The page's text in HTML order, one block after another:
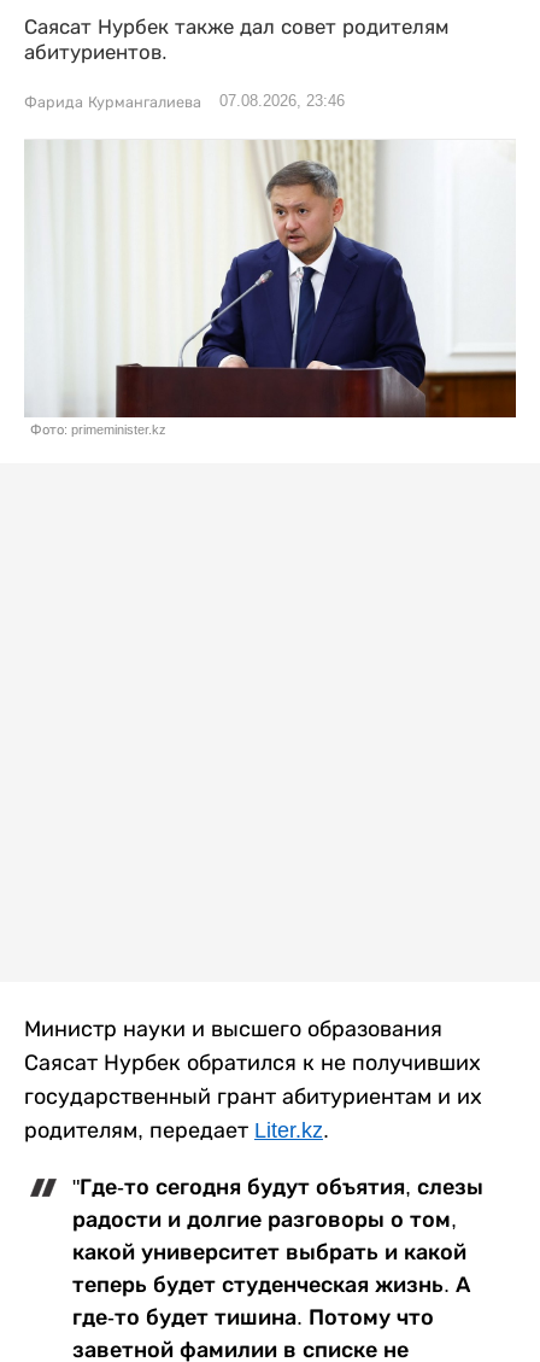
Саясат Нурбек также дал совет родителям
абитуриентов.
Фарида Курмангалиева 07.08.2026, 23:46
Фото: primeminister.kz
Министр науки и высшего образования
Саясат Нурбек обратился к не получивших
государственный грант абитуриентам и их
родителям, передает Liter.kz.
"Где-то сегодня будут объятия, слезы
радости и долгие разговоры о том,
какой университет выбрать и какой
теперь будет студенческая жизнь. А
где-то будет тишина. Потому что
заветной фамилии в списке не